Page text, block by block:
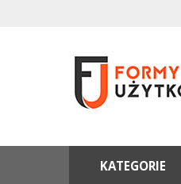
KATEGORIE